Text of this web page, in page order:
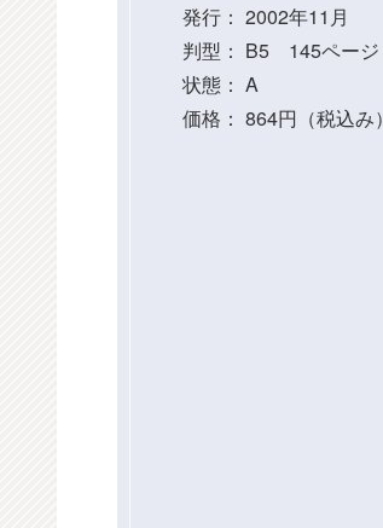
発行： 2002年11月
判型： B5 145ページ
状態： A
価格： 864円（税込み）